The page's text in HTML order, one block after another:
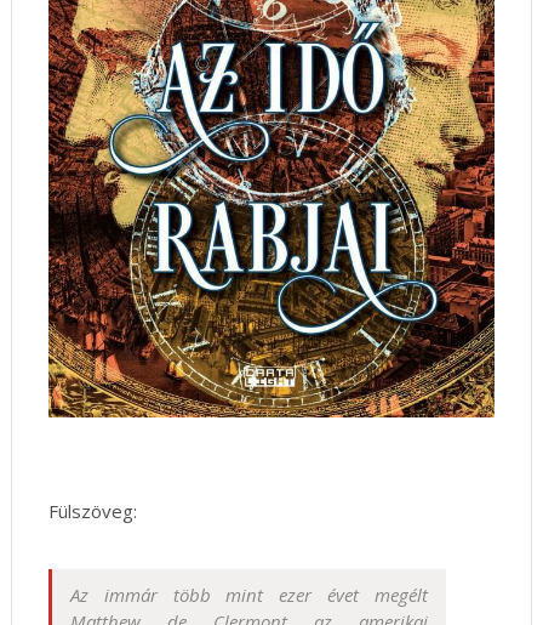
Fülszöveg:
Az immár több mint ezer évet megélt